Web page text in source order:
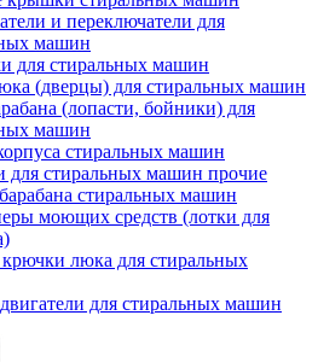
и переключатели для
машин
для стиральных машин
(дверцы) для стиральных машин
(лопасти, бойники) для
машин
стиральных машин
для стиральных машин прочие
стиральных машин
моющих средств (лотки для
люка для стиральных
для стиральных машин